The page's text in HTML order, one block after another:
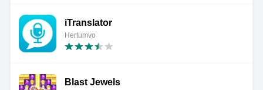
iTranslator
Hertumvo
Blast Jewels